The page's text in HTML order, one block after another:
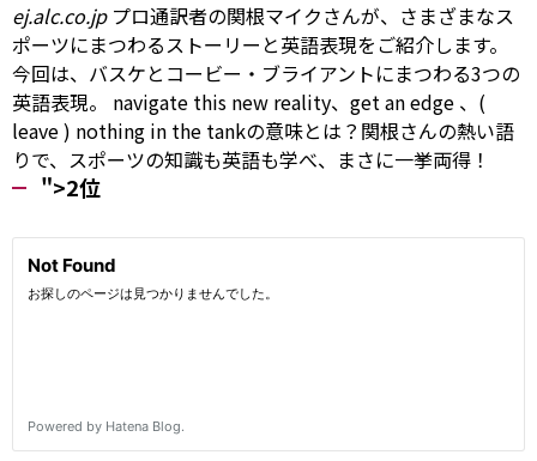
ej.alc.co.jp プロ通訳者の関根マイクさんが、さまざまなス
ポーツにまつわるストーリーと英語表現をご紹介します。
今回は、バスケとコービー・ブライアントにまつわる3つの
英語表現。 navigate this new reality、get anedge 、(
leave) nothing in the tankの意味とは？関根さんの熱い語
りで、スポーツの知識も英語も学べ、まさに一挙両得！
">2位